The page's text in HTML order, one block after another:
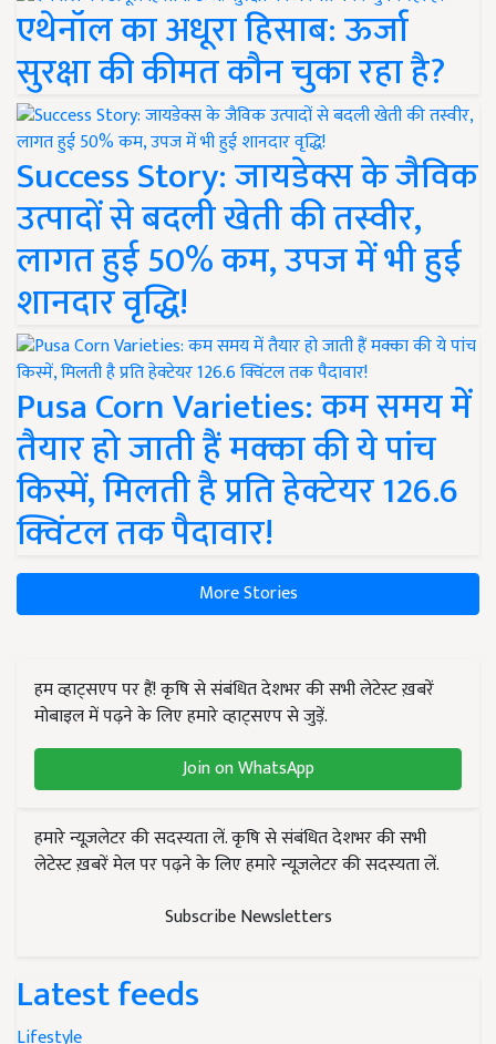
एथेनॉल का अधूरा हिसाब: ऊर्जा
सुरक्षा की कीमत कौन चुका रहा है?
Success Story: जायडेक्स के जैविक
उत्पादों से बदली खेती की तस्वीर,
लागत हुई 50% कम, उपज में भी हुई
शानदार वृद्धि!
Pusa Corn Varieties: कम समय में
तैयार हो जाती हैं मक्का की ये पांच
किस्में, मिलती है प्रति हेक्टेयर 126.6
क्विंटल तक पैदावार!
More Stories
हम व्हाट्सएप पर हैं! कृषि से संबंधित देशभर की सभी लेटेस्ट ख़बरें
मोबाइल में पढ़ने के लिए हमारे व्हाट्सएप से जुड़ें.
Join on WhatsApp
हमारे न्यूज़लेटर की सदस्यता लें. कृषि से संबंधित देशभर की सभी
लेटेस्ट ख़बरें मेल पर पढ़ने के लिए हमारे न्यूज़लेटर की सदस्यता लें.
Subscribe Newsletters
Latest feeds